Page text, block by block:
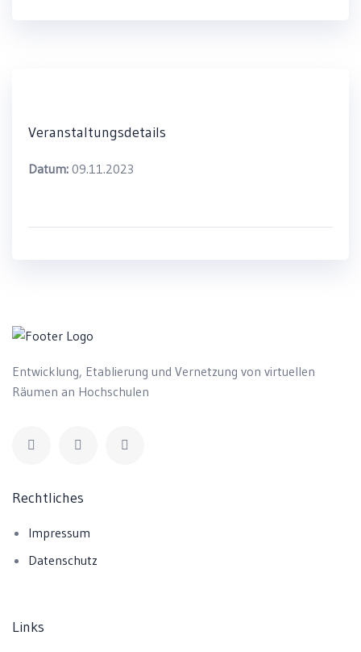
Veranstaltungsdetails
Datum: 09.11.2023
Entwicklung, Etablierung und Vernetzung von virtuellen
Räumen an Hochschulen
Rechtliches
Impressum
Datenschutz
Links